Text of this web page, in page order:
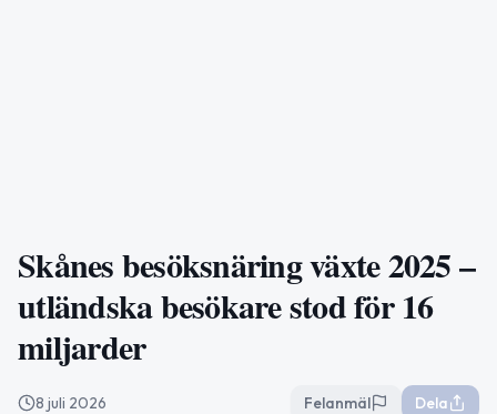
Skånes besöksnäring växte 2025 –
utländska besökare stod för 16
miljarder
8 juli 2026 Felanmäl Dela